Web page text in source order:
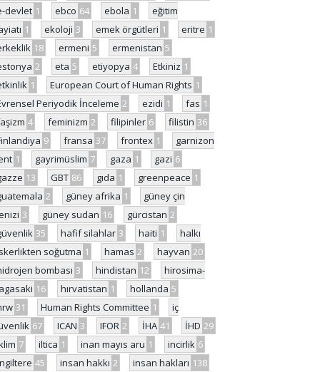
devlet 1 ebco 64 ebola 1
eğitim
1 ekoloji 3 emek örgütleri 1 eritre 1
18 ermeni 5 ermenistan 5
2 eta 5 etiyopya 4 Etkiniz 1
1 European Court of Human Rights 1
Periyodik İnceleme 2 ezidi 1 fas 1
4 feminizm 2 filipinler 6 filistin 36
9 fransa 37 frontex 1
garnizon
1 gayrimüslim 7 gaza 1 gazi 6
13 GBT 86 gıda 1 greenpeace 1
2 güney afrika 1
güney çin
3 güney sudan 16 gürcistan 2
35 hafif silahlar 3 haiti 1
halkı
soğutma 1 hamas 2 hayvan 20
bombası 3 hindistan 12
hirosima-
16 hırvatistan 1 hollanda 5
31 Human Rights Committee 1
iç
67 ICAN 3 IFOR 2 İHA 41 İHD 29
7 iltica 1 inan mayıs aru 1 incirlik 6
45 insan hakkı 2 insan hakları 138